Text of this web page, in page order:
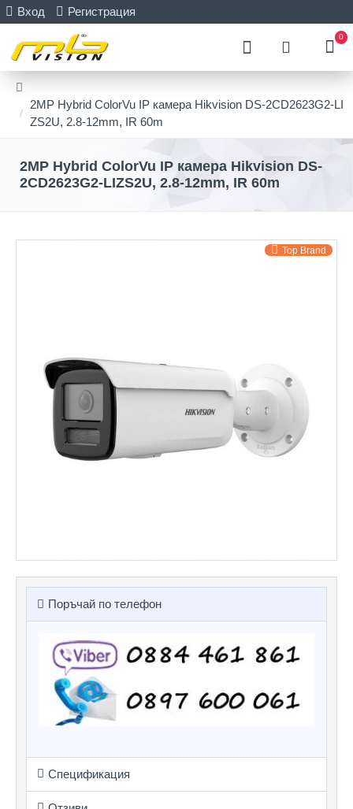
Вход Регистрация
0
2MP Hybrid ColorVu IP камера Hikvision DS-2CD2623G2-LI
ZS2U, 2.8-12mm, IR 60m
2MP Hybrid ColorVu IP камера Hikvision DS-
2CD2623G2-LIZS2U, 2.8-12mm, IR 60m
Top Brand
Поръчай по телефон
Спецификация